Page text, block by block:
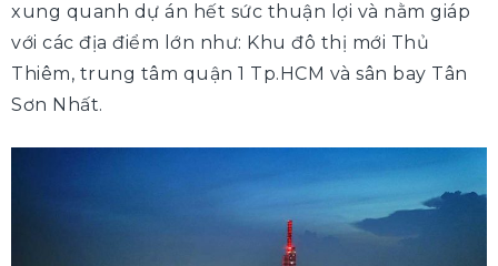
xung quanh dự án hết sức thuận lợi và nằm giáp
với các địa điểm lớn như: Khu đô thị mới Thủ
Thiêm, trung tâm quận 1 Tp.HCM và sân bay Tân
Sơn Nhất.